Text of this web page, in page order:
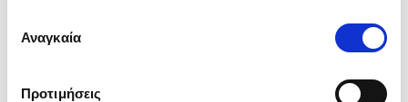
ενδιαφέρουν και να επιλέξετε από τα παρακάτω με την
΄΄και να ενημερωθείτε σχετικά με
συγκατάθεσης
Αναγκαία
Προτιμήσεις